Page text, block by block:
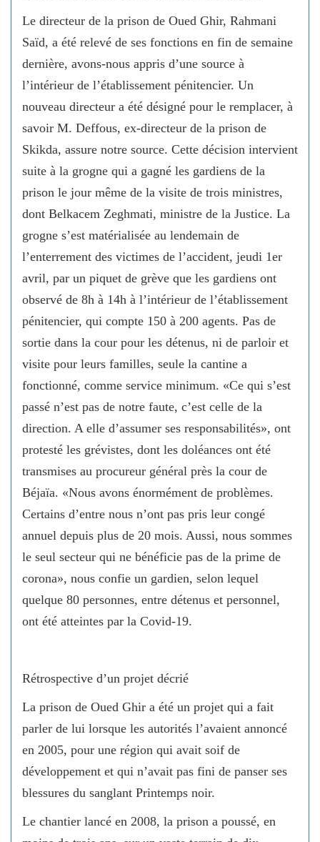
Le directeur de la prison de Oued Ghir, Rahmani
Saïd, a été relevé de ses fonctions en fin de semaine
dernière, avons-nous appris d’une source à
l’intérieur de l’établissement pénitencier. Un
nouveau directeur a été désigné pour le remplacer, à
savoir M. Deffous, ex-directeur de la prison de
Skikda, assure notre source. Cette décision intervient
suite à la grogne qui a gagné les gardiens de la
prison le jour même de la visite de trois ministres,
dont Belkacem Zeghmati, ministre de la Justice. La
grogne s’est matérialisée au lendemain de
l’enterrement des victimes de l’accident, jeudi 1er
avril, par un piquet de grève que les gardiens ont
observé de 8h à 14h à l’intérieur de l’établissement
pénitencier, qui compte 150 à 200 agents. Pas de
sortie dans la cour pour les détenus, ni de parloir et
visite pour leurs familles, seule la cantine a
fonctionné, comme service minimum. «Ce qui s’est
passé n’est pas de notre faute, c’est celle de la
direction. A elle d’assumer ses responsabilités», ont
protesté les grévistes, dont les doléances ont été
transmises au procureur général près la cour de
Béjaïa. «Nous avons énormément de problèmes.
Certains d’entre nous n’ont pas pris leur congé
annuel depuis plus de 20 mois. Aussi, nous sommes
le seul secteur qui ne bénéficie pas de la prime de
corona», nous confie un gardien, selon lequel
quelque 80 personnes, entre détenus et personnel,
ont été atteintes par la Covid-19.
Rétrospective d’un projet décrié
La prison de Oued Ghir a été un projet qui a fait
parler de lui lorsque les autorités l’avaient annoncé
en 2005, pour une région qui avait soif de
développement et qui n’avait pas fini de panser ses
blessures du sanglant Printemps noir.
Le chantier lancé en 2008, la prison a poussé, en